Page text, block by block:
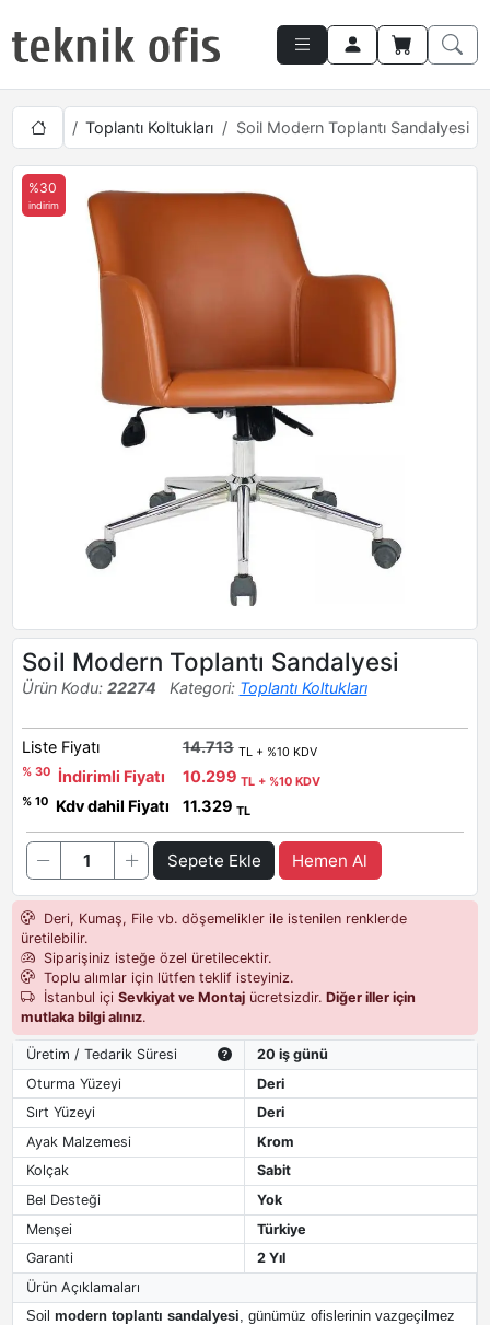
Toplantı Koltukları Soil Modern Toplantı Sandalyesi
%30
indirim
Soil Modern Toplantı Sandalyesi
Ürün Kodu: 22274 Kategori: Toplantı Koltukları
Liste Fiyatı 14.713 TL + %10 KDV
% 30
İndirimli Fiyatı 10.299 TL + %10 KDV
% 10
Kdv dahil Fiyatı 11.329 TL
Sepete Ekle Hemen Al
Deri, Kumaş, File vb. döşemelikler ile istenilen renklerde
üretilebilir.
Siparişiniz isteğe özel üretilecektir.
Toplu alımlar için lütfen teklif isteyiniz.
İstanbul içi Sevkiyat ve Montajücretsizdir. Diğer iller için
mutlaka bilgi alınız.
Üretim / Tedarik Süresi
20 iş günü
Oturma Yüzeyi
Deri
Sırt Yüzeyi
Deri
Ayak Malzemesi
Krom
Kolçak
Sabit
Bel Desteği
Yok
Menşei
Türkiye
Garanti
2 Yıl
Ürün Açıklamaları
Soil modern toplantı sandalyesi, günümüz ofislerinin vazgeçilmez